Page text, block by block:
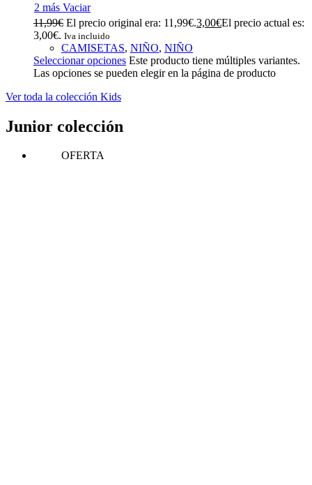
2 más Vaciar
11,99€ El precio original era: 11,99€.3,00€El precio actual es:
3,00€. Iva incluido
CAMISETAS, NIÑO, NIÑO
Seleccionar opciones Este producto tiene múltiples variantes.
Las opciones se pueden elegir en la página de producto
Ver toda la colección Kids
Junior colección
OFERTA